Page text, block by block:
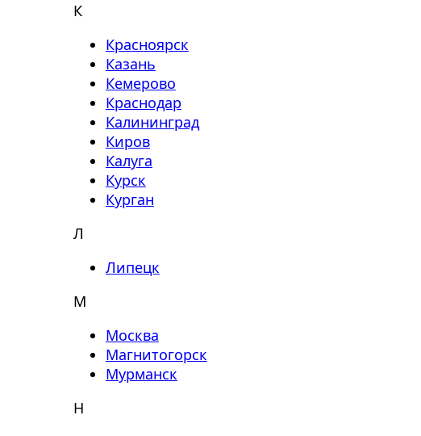
К
Красноярск
Казань
Кемерово
Краснодар
Калининград
Киров
Калуга
Курск
Курган
Л
Липецк
М
Москва
Магнитогорск
Мурманск
Н